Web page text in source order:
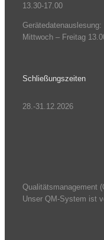
13.30-17.00
Gerätedatenauslesung:
Mittwoch – Freitag
Schließungszeiten
28.-31.12.2026
Qualitätsmanagement
Unser QM-System ist